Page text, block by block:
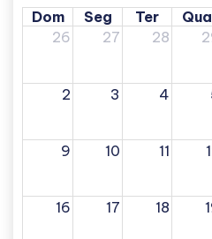
Dom Seg Ter Qua
26
27 28
2 3 4
9 10 11
16 17 18